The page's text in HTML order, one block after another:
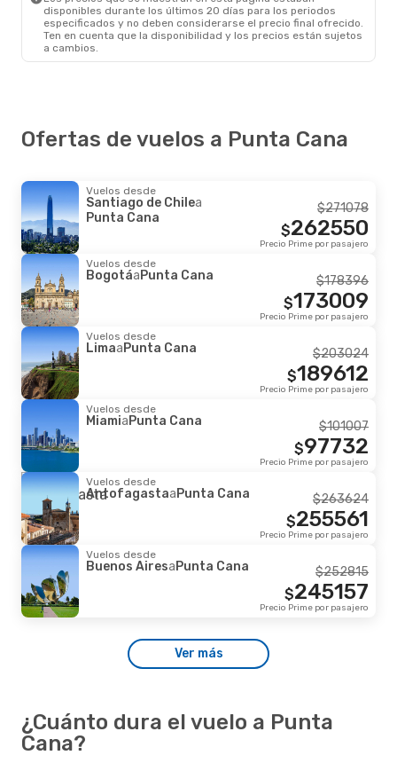
disponibles durante los últimos 20 días para los periodos
especificados y no deben considerarse el precio final ofrecido.
Ten en cuenta que la disponibilidad y los precios están sujetos
a cambios.
Ofertas de vuelos a Punta Cana
Vuelos desde
Santiago de Chilea
Punta Cana
271078
$
262550
$
Precio Prime por pasajero
Vuelos desde
BogotáaPunta Cana 178396
$
173009
$
Precio Prime por pasajero
Vuelos desde
LimaaPunta Cana 203024
$
189612
$
Precio Prime por pasajero
Vuelos desde
MiamiaPunta Cana 101007
$
97732
$
Precio Prime por pasajero
Vuelos desde
AntofagastaaPunta Cana 263624
$
255561
$
Precio Prime por pasajero
Vuelos desde
Buenos AiresaPunta Cana 252815
$
245157
$
Precio Prime por pasajero
Ver más
¿Cuánto dura el vuelo a Punta
Cana?